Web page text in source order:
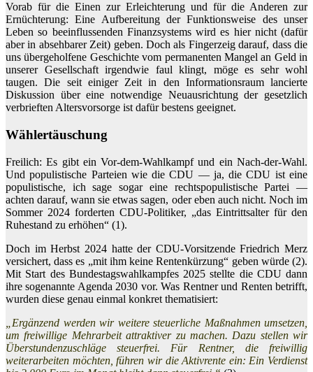
Vorab für die Einen zur Erleichterung und für die Anderen zur
Ernüchterung: Eine Aufbereitung der Funktionsweise des unser
Leben so beeinflussenden Finanzsystems wird es hier nicht (dafür
aber in absehbarer Zeit) geben. Doch als Fingerzeig darauf, dass die
uns übergeholfene Geschichte vom permanenten Mangel an Geld in
unserer Gesellschaft irgendwie faul klingt, möge es sehr wohl
taugen. Die seit einiger Zeit in den Informationsraum lancierte
Diskussion über eine notwendige Neuausrichtung der gesetzlich
verbrieften Altersvorsorge ist dafür bestens geeignet.
Wählertäuschung
Freilich: Es gibt ein Vor-dem-Wahlkampf und ein Nach-der-Wahl.
Und populistische Parteien wie die CDU — ja, die CDU ist eine
populistische, ich sage sogar eine rechtspopulistische Partei —
achten darauf, wann sie etwas sagen, oder eben auch nicht. Noch im
Sommer 2024 forderten CDU-Politiker, „das Eintrittsalter für den
Ruhestand zu erhöhen“ (1).
Doch im Herbst 2024 hatte der CDU-Vorsitzende Friedrich Merz
versichert, dass es „mit ihm keine Rentenkürzung“ geben würde (2).
Mit Start des Bundestagswahlkampfes 2025 stellte die CDU dann
ihre sogenannte Agenda 2030 vor. Was Rentner und Renten betrifft,
wurden diese genau einmal konkret thematisiert:
„Ergänzend werden wir weitere steuerliche Maßnahmen umsetzen,
um freiwillige Mehrarbeit attraktiver zu machen. Dazu stellen wir
Überstundenzuschläge steuerfrei. Für Rentner, die freiwillig
weiterarbeiten möchten, führen wir die Aktivrente ein: Ein Verdienst